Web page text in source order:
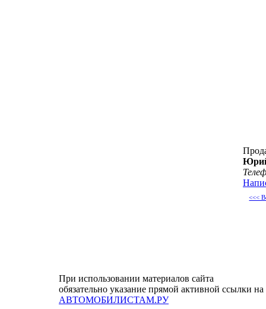
<<<
При использовании материалов сайта
обязательно указание прямой активной ссылки на
АВТОМОБИЛИСТАМ.РУ